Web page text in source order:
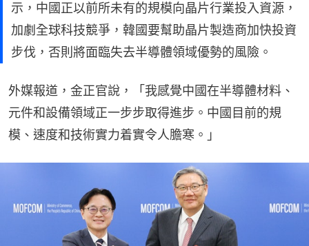
示，中國正以前所未有的規模向晶片行業投入資源，
加劇全球科技競爭，韓國要幫助晶片製造商加快投資
步伐，否則將面臨失去半導體領域優勢的風險。
外媒報道，金正官說，「我感覺中國在半導體材料、
元件和設備領域正一步步取得進步。中國目前的規
模、速度和技術實力着實令人膽寒。」